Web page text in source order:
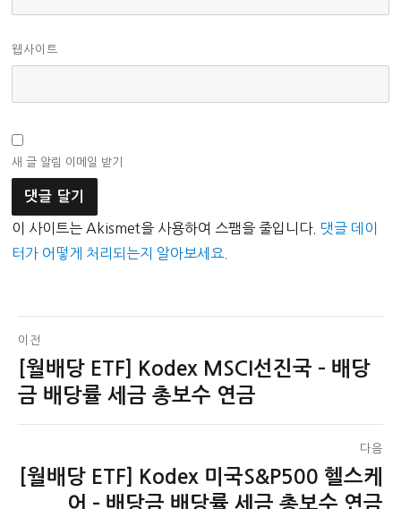
웹사이트
새 글 알림 이메일 받기
이 사이트는 Akismet을 사용하여 스팸을 줄입니다. 댓글 데이
터가 어떻게 처리되는지 알아보세요.
글
탐
색
이전
이
전
[월배당 ETF] Kodex MSCI선진국 – 배당
금 배당률 세금 총보수 연금
다음
다[월배당 ETF] Kodex 미국S&P500 헬스케
어 – 배당금 배당률 세금 총보수 연금